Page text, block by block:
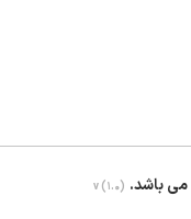
می باشد. v (1.0)